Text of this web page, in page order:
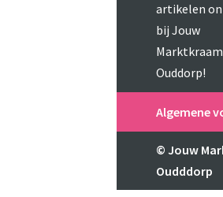
artikelen
bij Jouw
Marktkraam
Ouddorp!
Algemene
© Jouw
Oudddorp